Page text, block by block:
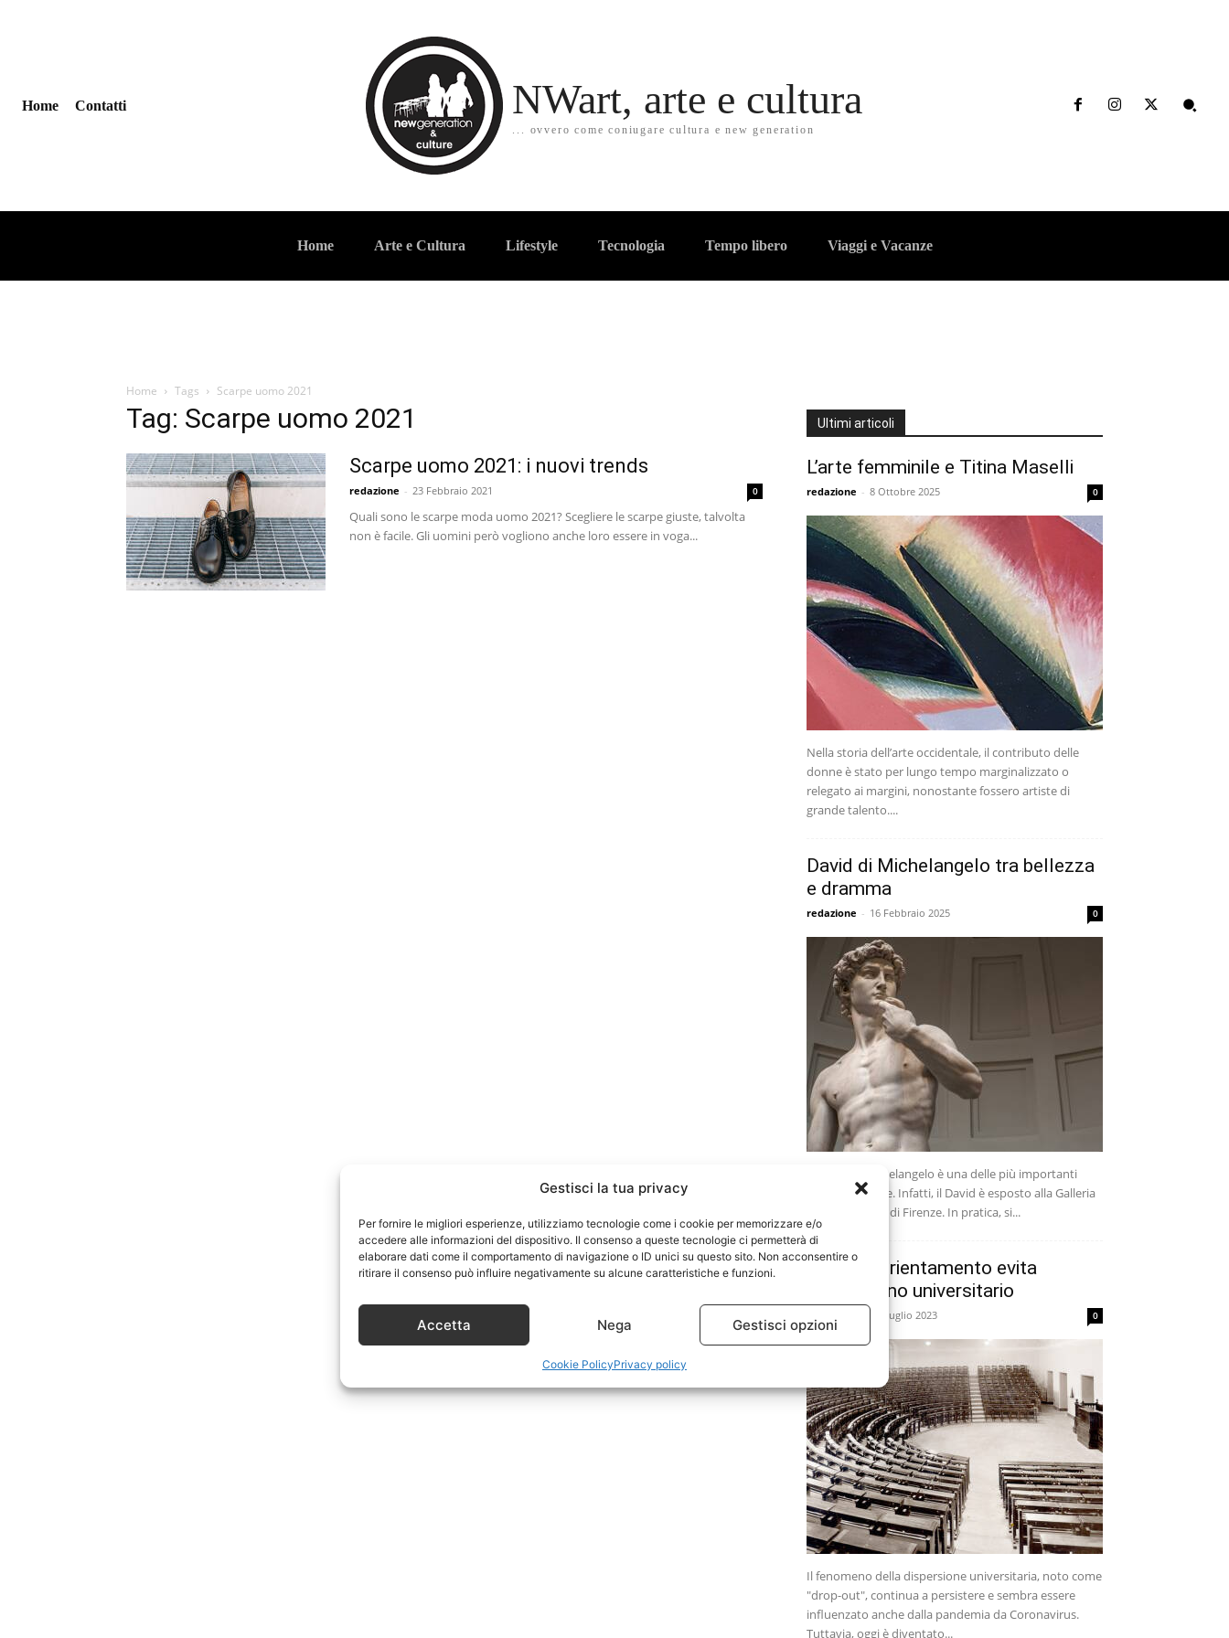
Gestisci la tua privacy
Per fornire le migliori esperienze, utilizziamo tecnologie come i cookie per memorizzare e/o
accedere alle informazioni del dispositivo. Il consenso a queste tecnologie ci permetterà di
elaborare dati come il comportamento di navigazione o ID unici su questo sito. Non acconsentire o
ritirare il consenso può influire negativamente su alcune caratteristiche e funzioni.
Accetta Nega Gestisci opzioni
Cookie PolicyPrivacy policy
Home Contatti NWart, arte e cultura
... ovvero come coniugare cultura e new generation
Home Arte e Cultura Lifestyle Tecnologia Tempo libero Viaggi e Vacanze
Home Tags Scarpe uomo 2021
Tag: Scarpe uomo 2021
Scarpe uomo 2021: i nuovi trends
redazione - 23 Febbraio 2021 0
Quali sono le scarpe moda uomo 2021? Scegliere le scarpe giuste, talvolta
non è facile. Gli uomini però vogliono anche loro essere in voga...
Ultimi articoli
L’arte femminile e Titina Maselli
redazione - 8 Ottobre 2025 0
Nella storia dell’arte occidentale, il contributo delle
donne è stato per lungo tempo marginalizzato o
relegato ai margini, nonostante fossero artiste di
grande talento....
David di Michelangelo tra bellezza
e dramma
redazione - 16 Febbraio 2025 0
Il David di Michelangelo è una delle più importanti
sculture italiane. Infatti, il David è esposto alla Galleria
dell'Accademia di Firenze. In pratica, si...
Perché l’orientamento evita
l’abbandono universitario
10 Luglio 2023 0
Il fenomeno della dispersione universitaria, noto come
"drop-out", continua a persistere e sembra essere
influenzato anche dalla pandemia da Coronavirus.
Tuttavia, oggi è diventato...